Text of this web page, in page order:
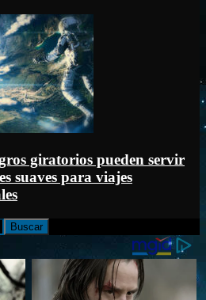
giratorios pueden servir
suaves para viajes